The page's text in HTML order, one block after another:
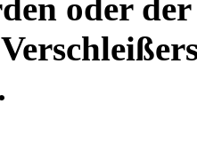
oder